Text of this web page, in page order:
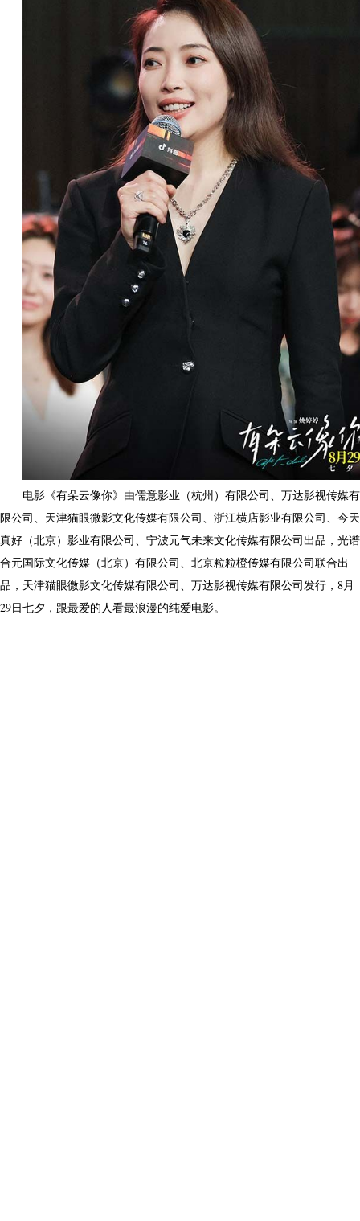
电影《有朵云像你》由儒意影业（杭州）有限公司、万达影视传媒有
限公司、天津猫眼微影文化传媒有限公司、浙江横店影业有限公司、今天
真好（北京）影业有限公司、宁波元气未来文化传媒有限公司出品，光谱
合元国际文化传媒（北京）有限公司、北京粒粒橙传媒有限公司联合出
品，天津猫眼微影文化传媒有限公司、万达影视传媒有限公司发行，8月
29日七夕，跟最爱的人看最浪漫的纯爱电影。